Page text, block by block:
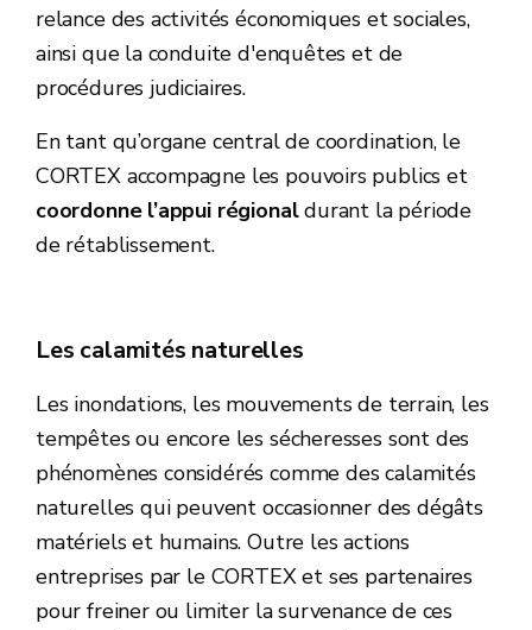
relance des activités économiques et sociales,
ainsi que la conduite d'enquêtes et de
procédures judiciaires.
En tant qu’organe central de coordination, le
CORTEX accompagne les pouvoirs publics et
coordonne l’appui régionaldurant la période
de rétablissement.
Les calamités naturelles
Les inondations, les mouvements de terrain, les
tempêtes ou encore les sécheresses sont des
phénomènes considérés comme des calamités
naturelles qui peuvent occasionner des dégâts
matériels et humains. Outre les actions
entreprises par le CORTEX et ses partenaires
pour freiner ou limiter la survenance de ces